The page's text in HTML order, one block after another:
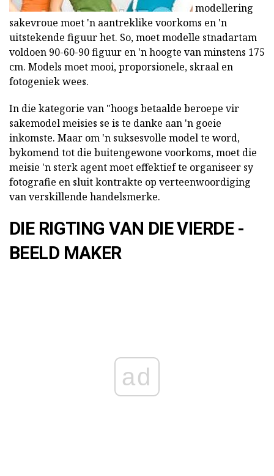
modellering
sakevroue moet 'n aantreklike voorkoms en 'n
uitstekende figuur het. So, moet modelle stnadartam
voldoen 90-60-90 figuur en 'n hoogte van minstens 175
cm. Models moet mooi, proporsionele, skraal en
fotogeniek wees.
In die kategorie van "hoogs betaalde beroepe vir
sakemodel meisies se is te danke aan 'n goeie
inkomste. Maar om 'n suksesvolle model te word,
bykomend tot die buitengewone voorkoms, moet die
meisie 'n sterk agent moet effektief te organiseer sy
fotografie en sluit kontrakte op verteenwoordiging
van verskillende handelsmerke.
DIE RIGTING VAN DIE VIERDE -
BEELD MAKER
ad